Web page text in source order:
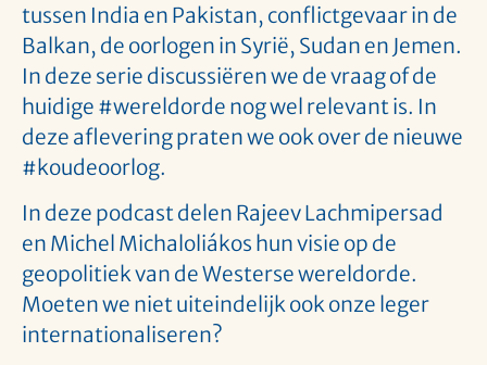
tussen India en Pakistan, conflictgevaar in de
Balkan, de oorlogen in Syrië, Sudan en Jemen.
In deze serie discussiëren we de vraag of de
huidige #wereldorde nog wel relevant is. In
deze aflevering praten we ook over de nieuwe
#koudeoorlog.
In deze podcast delen Rajeev Lachmipersad
en Michel Michaloliákos hun visie op de
geopolitiek van de Westerse wereldorde.
Moeten we niet uiteindelijk ook onze leger
internationaliseren?